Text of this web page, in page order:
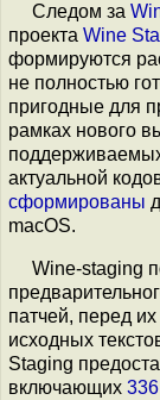
Следом за
проекта Wine
формируются
не полностью
пригодные для
рамках нового
актуальной
сформированы
macOS.
Wine-staging
патчей, перед
исходных
Staging
включающих